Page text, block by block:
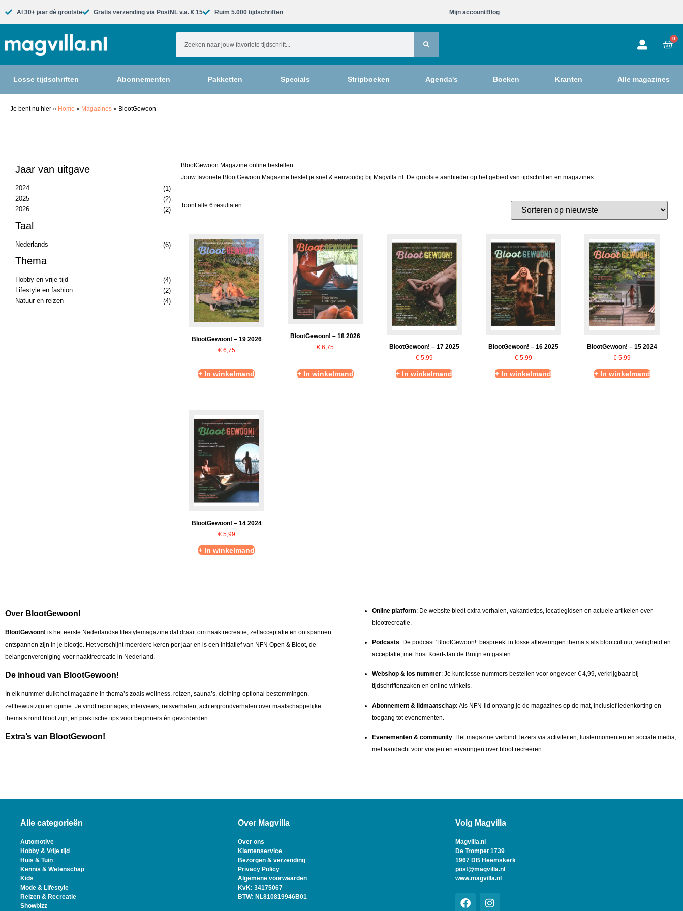
Al 30+ jaar dé grootste​ Gratis verzending via PostNL v.a. € 15 Ruim 5.000 tijdschriften​ Mijn account Blog
0
Losse tijdschriften Abonnementen Pakketten Specials Stripboeken Agenda's Boeken Kranten Alle magazines
Je bent nu hier » Home » Magazines » BlootGewoon
Jaar van uitgave
2024
(1)
2025
(2)
2026
(2)
Taal
Nederlands (6)
Thema
Hobby en vrije tijd
(4)
Lifestyle en fashion
(2)
Natuur en reizen
(4)
BlootGewoon Magazine online bestellen
Jouw favoriete BlootGewoon Magazine bestel je snel & eenvoudig bij Magvilla.nl. De grootste aanbieder op het gebied van tijdschriften en magazines.
Toont alle 6 resultaten
BlootGewoon! – 19 2026
€6,75
+ In winkelmand
BlootGewoon! – 18 2026
€ 6,75
+ In winkelmand
BlootGewoon! – 17 2025
€5,99
+ In winkelmand
BlootGewoon! – 16 2025
€5,99
+ In winkelmand
BlootGewoon! – 15 2024
€ 5,99
+ In winkelmand
BlootGewoon! – 14 2024
€5,99
+ In winkelmand
Over BlootGewoon!
BlootGewoon! is het eerste Nederlandse lifestylemagazine dat draait om naaktrecreatie, zelfacceptatie en ontspannen
ontspannen zijn in je blootje. Het verschijnt meerdere keren per jaar en is een initiatief van NFN Open & Bloot, de
belangenvereniging voor naaktrecreatie in Nederland.
De inhoud van BlootGewoon!
In elk nummer duikt het magazine in thema’s zoals wellness, reizen, sauna’s, clothing‑optional bestemmingen,
zelfbewustzijn en opinie. Je vindt reportages, interviews, reisverhalen, achtergrondverhalen over maatschappelijke
thema’s rond bloot zijn, en praktische tips voor beginners én gevorderden.
Extra’s van BlootGewoon!
Online platform: De website biedt extra verhalen, vakantietips, locatiegidsen en actuele artikelen over
blootrecreatie.
Podcasts: De podcast ‘BlootGewoon!’ bespreekt in losse afleveringen thema’s als blootcultuur, veiligheid en
acceptatie, met host Koert‑Jan de Bruijn en gasten.
Webshop & los nummer: Je kunt losse nummers bestellen voor ongeveer € 4,99, verkrijgbaar bij
tijdschriftenzaken en online winkels.
Abonnement & lidmaatschap: Als NFN-lid ontvang je de magazines op de mat, inclusief ledenkorting en
toegang tot evenementen.
Evenementen & community: Het magazine verbindt lezers via activiteiten, luistermomenten en sociale media,
met aandacht voor vragen en ervaringen over bloot recreëren.
Alle categorieën
Automotive
Hobby & Vrije tijd
Huis & Tuin
Kennis & Wetenschap
Kids
Mode & Lifestyle
Reizen & Recreatie
Showbizz
Over Magvilla
Over ons
Klantenservice
Bezorgen & verzending
Privacy Policy
Algemene voorwaarden
KvK: 34175067
BTW: NL810819946B01
Volg Magvilla
Magvilla.nl
De Trompet 1739
1967 DB Heemskerk
post@magvilla.nl
www.magvilla.nl